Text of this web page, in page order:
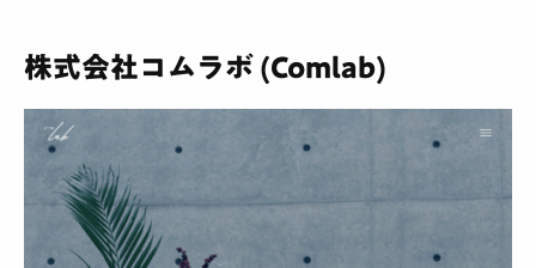
株式会社コムラボ (Comlab)